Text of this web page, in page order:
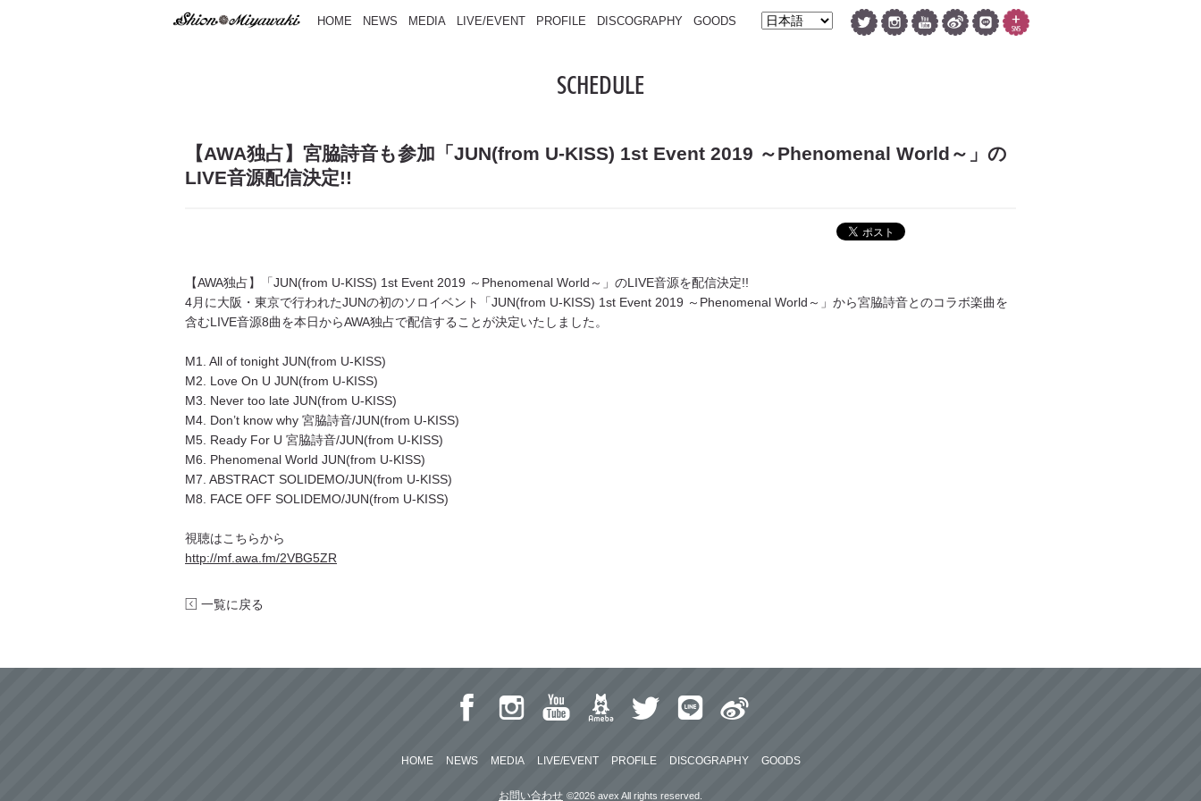
HOME NEWS MEDIA LIVE/EVENT PROFILE DISCOGRAPHY GOODS
SCHEDULE
【AWA独占】宮脇詩音も参加「JUN(from U-KISS) 1st Event 2019 ～Phenomenal World～」の
LIVE音源配信決定!!
【AWA独占】「JUN(from U-KISS) 1st Event 2019 ～Phenomenal World～」のLIVE音源を配信決定!!
4月に大阪・東京で行われたJUNの初のソロイベント「JUN(from U-KISS) 1st Event 2019 ～Phenomenal World～」から宮脇詩音とのコラボ楽曲を
含むLIVE音源8曲を本日からAWA独占で配信することが決定いたしました。
M1. All of tonight JUN(from U-KISS)
M2. Love On U JUN(from U-KISS)
M3. Never too late JUN(from U-KISS)
M4. Don’t know why 宮脇詩音/JUN(from U-KISS)
M5. Ready For U 宮脇詩音/JUN(from U-KISS)
M6. Phenomenal World JUN(from U-KISS)
M7. ABSTRACT SOLIDEMO/JUN(from U-KISS)
M8. FACE OFF SOLIDEMO/JUN(from U-KISS)
視聴はこちらから
http://mf.awa.fm/2VBG5ZR
一覧に戻る
HOME NEWS MEDIA LIVE/EVENT PROFILE DISCOGRAPHY GOODS
お問い合わせ ©2026 avex All rights reserved.